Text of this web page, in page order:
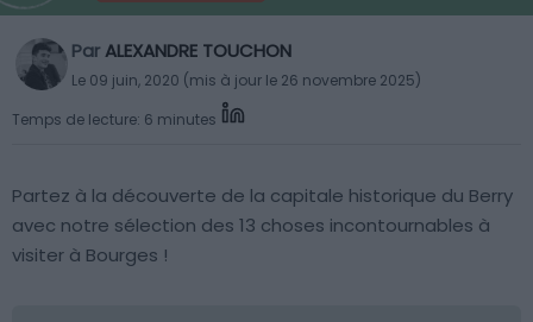
ParALEXANDRE TOUCHON
Le 09 juin, 2020 (mis à jour le 26 novembre 2025)
Temps de lecture: 6 minutes
Partez à la découverte de la capitale historique du Berry
avec notre sélection des 13 choses incontournables à
visiter à Bourges !